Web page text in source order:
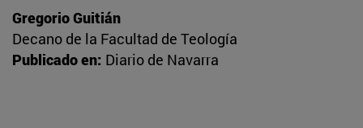
Gregorio Guitián
Decano de la Facultad de Teología
Publicado en: Diario de Navarra